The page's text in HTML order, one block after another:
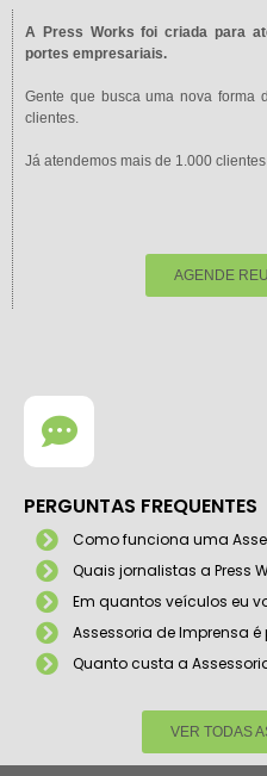
A Press Works foi criada para
portes empresariais.
Gente que busca uma nova forma
clientes.
Já atendemos mais de 1.000
AGENDE
PERGUNTAS FREQUENTES
Como funciona uma
Quais jornalistas a Press
Em quantos veículos eu
Assessoria de Imprensa
Quanto custa a
VER TODAS